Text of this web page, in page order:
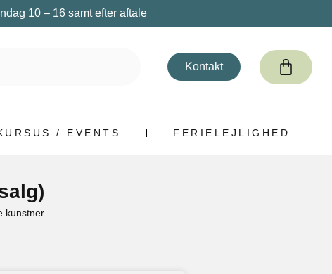
10 – 16 samt efter aftale
Kontakt
/ EVENTS FERIELEJLIGHED
kunstner